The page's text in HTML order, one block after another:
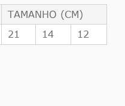
TAMANHO (CM)
21 14 12